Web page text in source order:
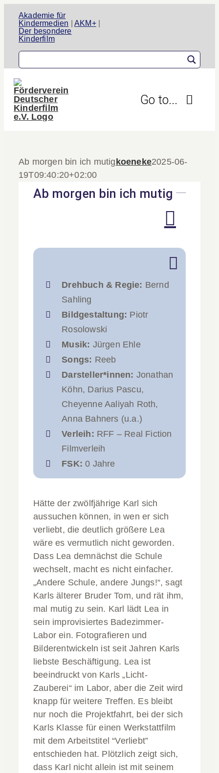
Zum
Inhalt
springen
Akademie für
Kindermedien
AKM+|
Der besondere
Kinderfilm
Go to...
Aktivitäten
Projekte
Kontakt
Ab morgen bin ich mutig koeneke2025-06-
19T09:40:20+02:00
Ab morgen bin ich mutig
Drehbuch & Regie: Bernd
Sahling
Bildgestaltung: Piotr
Rosolowski
Musik: Jürgen Ehle
Songs: Reeb
Darsteller*innen: Jonathan
Köhn, Darius Pascu,
Cheyenne Aaliyah Roth,
Anna Bahners (u.a.)
Verleih: RFF – Real Fiction
Filmverleih
FSK: 0 Jahre
Hätte der zwölfjährige Karl sich
aussuchen können, in wen er sich
verliebt, die deutlich größere Lea
wäre es vermutlich nicht geworden.
Dass Lea demnächst die Schule
wechselt, macht es nicht einfacher.
„Andere Schule, andere Jungs!“, sagt
Karls älterer Bruder Tom, und rät ihm,
mal mutig zu sein. Karl lädt Lea in
sein improvisiertes Badezimmer-
Labor ein. Fotografieren und
Bilderentwickeln ist seit Jahren Karls
liebste Beschäftigung. Lea ist
beeindruckt von Karls „Licht-
Zauberei“ im Labor, aber die Zeit wird
knapp für weitere Treffen. Es bleibt
nur noch die Projektfahrt, bei der sich
Karls Klasse für einen Werkstattfilm
mit dem Arbeitstitel “Verliebt”
entschieden hat. Plötzlich zeigt sich,
dass Karl nicht allein ist mit seinem